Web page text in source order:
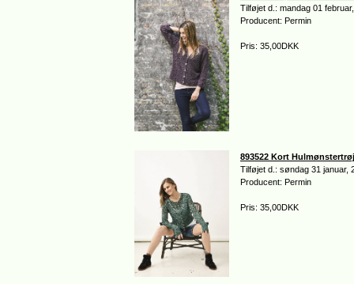
Tilføjet d.: mandag 01
Producent: Permin
Pris: 35,00DKK
893522 Kort
Tilføjet d.: søndag 31 januar,
Producent: Permin
Pris: 35,00DKK